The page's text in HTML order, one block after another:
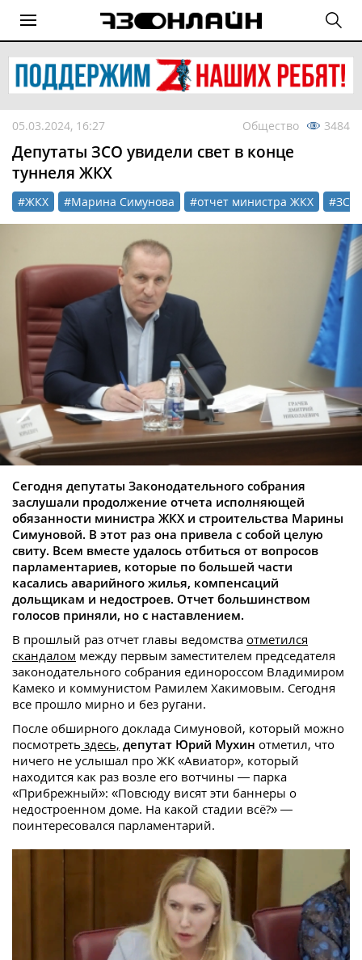
05.03.2024, 16:27 Общество 3484
Депутаты ЗСО увидели свет в конце
туннеля ЖКХ
#ЖКХ #Марина Симунова #отчет министра ЖКХ #ЗСО
Сегодня депутаты Законодательного собрания
заслушали продолжение отчета исполняющей
обязанности министра ЖКХ и строительства Марины
Симуновой. В этот раз она привела с собой целую
свиту. Всем вместе удалось отбиться от вопросов
парламентариев, которые по большей части
касались аварийного жилья, компенсаций
дольщикам и недостроев. Отчет большинством
голосов приняли, но с наставлением.
В прошлый раз отчет главы ведомства отметился
скандалом между первым заместителем председателя
законодательного собрания единороссом Владимиром
Камеко и коммунистом Рамилем Хакимовым. Сегодня
все прошло мирно и без ругани.
После обширного доклада Симуновой, который можно
посмотреть здесь, депутат Юрий Мухин отметил, что
ничего не услышал про ЖК «Авиатор», который
находится как раз возле его вотчины — парка
«Прибрежный»: «Повсюду висят эти баннеры о
недостроенном доме. На какой стадии всё?» —
поинтересовался парламентарий.